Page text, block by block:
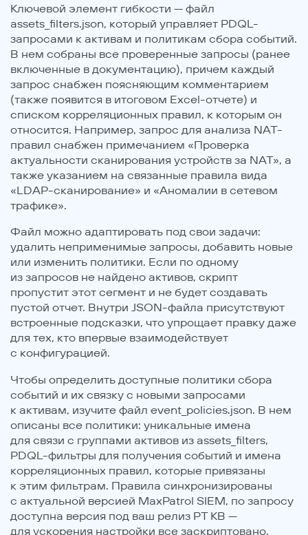
Ключевой элемент гибкости — файл
assets_filters.json, который управляет PDQL-
запросами к активам и политикам сбора событий.
В нем собраны все проверенные запросы (ранее
включенные в документацию), причем каждый
запрос снабжен поясняющим комментарием
(также появится в итоговом Excel-отчете) и
списком корреляционных правил, к которым он
относится. Например, запрос для анализа NAT-
правил снабжен примечанием «Проверка
актуальности сканирования устройств за NAT», а
также указанием на связанные правила вида
«LDAP-сканирование» и «Аномалии в сетевом
трафике».
Файл можно адаптировать под свои задачи:
удалить неприменимые запросы, добавить новые
или изменить политики. Если по одному
из запросов не найдено активов, скрипт
пропустит этот сегмент и не будет создавать
пустой отчет. Внутри JSON-файла присутствуют
встроенные подсказки, что упрощает правку даже
для тех, кто впервые взаимодействует
с конфигурацией.
Чтобы определить доступные политики сбора
событий и их связку с новыми запросами
к активам, изучите файл event_policies.json. В нем
описаны все политики: уникальные имена
для связи с группами активов из assets_filters,
PDQL-фильтры для получения событий и имена
корреляционных правил, которые привязаны
к этим фильтрам. Правила синхронизированы
с актуальной версией MaxPatrol SIEM, по запросу
доступна версия под ваш релиз PT KB —
для ускорения настройки все заскриптовано.